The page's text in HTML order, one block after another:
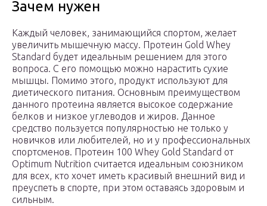
Зачем нужен
Каждый человек, занимающийся спортом, желает
увеличить мышечную массу. Протеин Gold Whey
Standard будет идеальным решением для этого
вопроса. С его помощью можно нарастить сухие
мышцы. Помимо этого, продукт используют для
диетического питания. Основным преимуществом
данного протеина является высокое содержание
белков и низкое углеводов и жиров. Данное
средство пользуется популярностью не только у
новичков или любителей, но и у профессиональных
спортсменов. Протеин 100 Whey Gold Standard от
Optimum Nutrition считается идеальным союзником
для всех, кто хочет иметь красивый внешний вид и
преуспеть в спорте, при этом оставаясь здоровым и
сильным.